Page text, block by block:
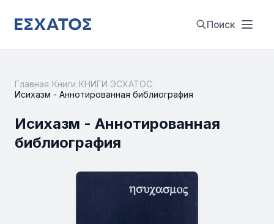
Поиск
Главная Книги КНИГИ ЭСХАТОС
Исихазм - Аннотированная библиография
Исихазм - Аннотированная
библиография